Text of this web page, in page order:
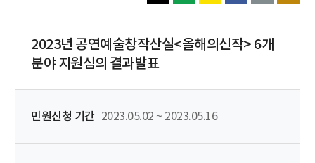
2023년 공연예술창작산실<올해의신작> 6개
분야 지원심의 결과발표
민원신청 기간 2023.05.02 ~ 2023.05.16